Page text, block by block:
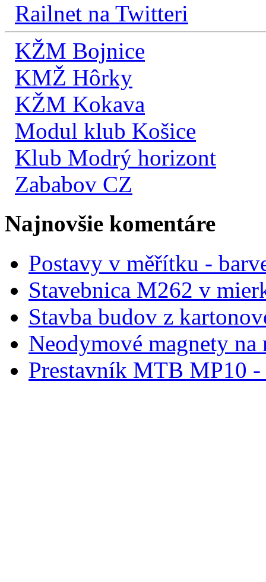
Railnet na Twitteri
KŽM Bojnice
KMŽ Hôrky
KŽM Kokava
Modul klub Košice
Klub Modrý horizont
Zababov CZ
Najnovšie komentáre
Postavy v měřítku -
Stavebnica M262 v
Stavba budov z
Neodymové magnety na
Prestavník MTB MP10